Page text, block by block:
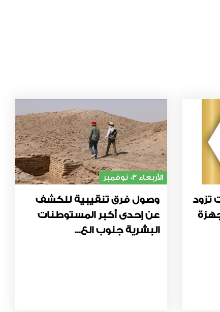
تزود
الأربعاء 03 نوفمبر
وصول فرق تنقيبية للكشف
عن إحدى أكبر المستوطنات
البشرية جنوب الع...